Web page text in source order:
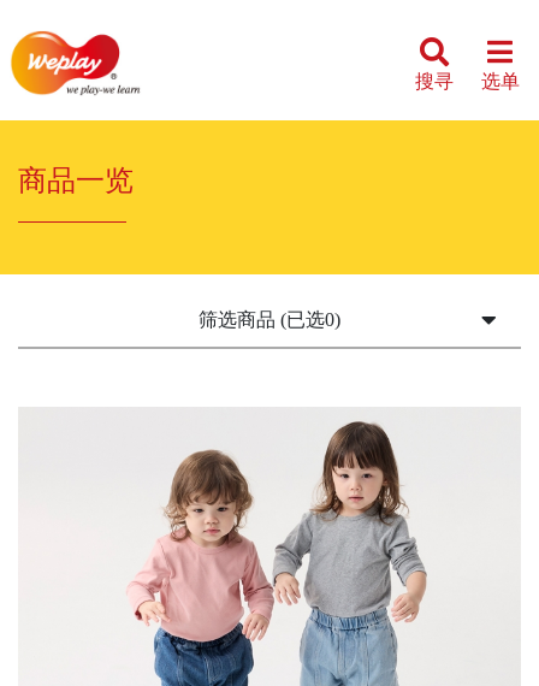
搜寻 选单
商品一览
筛选商品 (已选0)